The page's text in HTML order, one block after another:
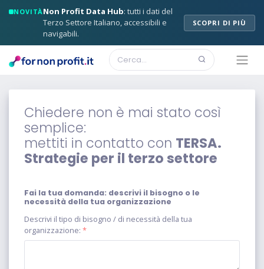
NOVITÀNon Profit Data Hub: tutti i dati del
Terzo Settore Italiano, accessibili e
navigabili.
SCOPRI DI PIÙ
Chiedere non è mai stato così
semplice:
mettiti in contatto con TERSA.
Strategie per il terzo settore
Fai la tua domanda: descrivi il bisogno o le
necessità della tua organizzazione
Descrivi il tipo di bisogno / di necessità della tua
organizzazione: *